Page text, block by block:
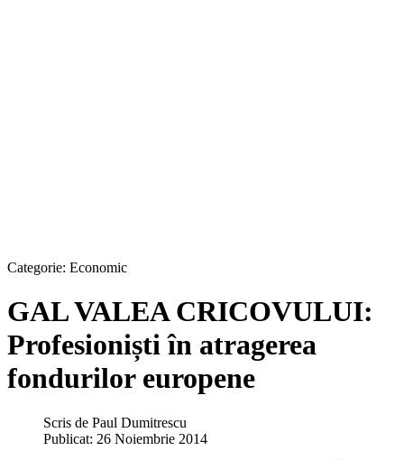
Categorie: Economic
GAL VALEA CRICOVULUI:
Profesioniști în atragerea
fondurilor europene
Scris de Paul Dumitrescu
Publicat: 26 Noiembrie 2014